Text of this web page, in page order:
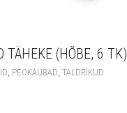
TÄHEKE (HÕBE, 6 TK)
, PEOKAUBAD, TALDRIKUD